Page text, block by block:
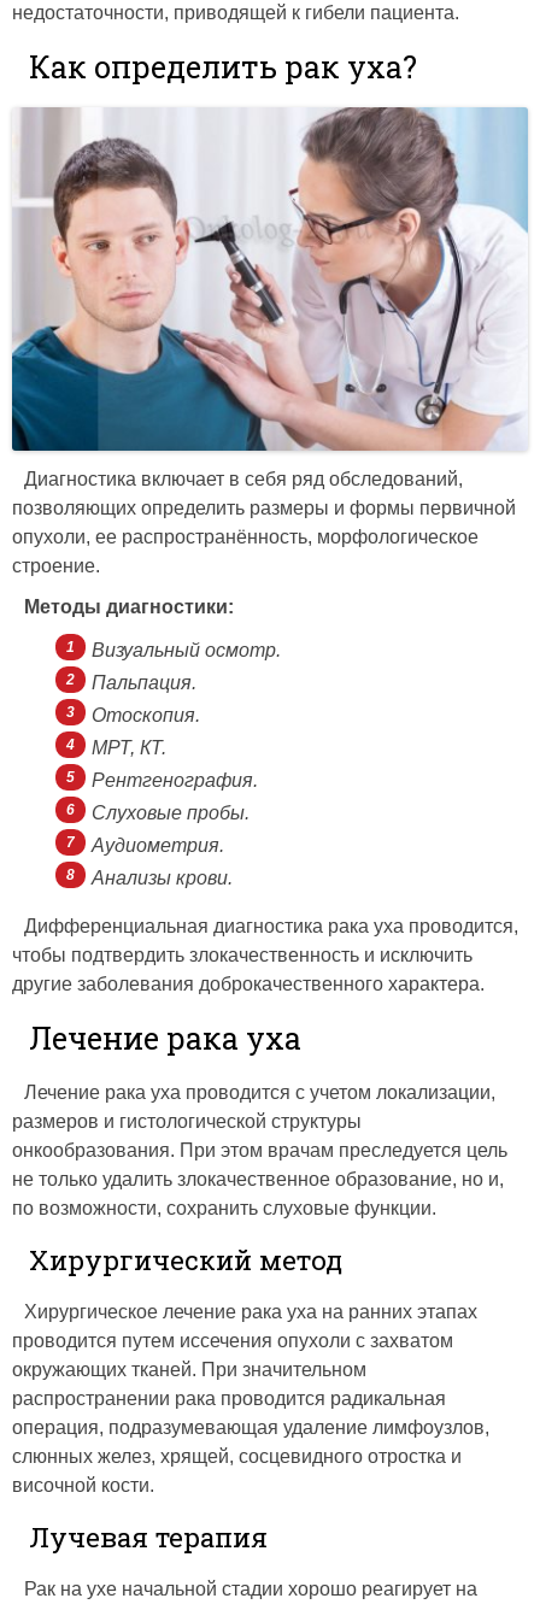
недостаточности, приводящей к гибели пациента.
Как определить рак уха?
Диагностика включает в себя ряд обследований,
позволяющих определить размеры и формы первичной
опухоли, ее распространённость, морфологическое
строение.
Методы диагностики:
Визуальный осмотр.
Пальпация.
Отоскопия.
МРТ, КТ.
Рентгенография.
Слуховые пробы.
Аудиометрия.
Анализы крови.
Дифференциальная диагностика рака уха проводится,
чтобы подтвердить злокачественность и исключить
другие заболевания доброкачественного характера.
Лечение рака уха
Лечение рака уха проводится с учетом локализации,
размеров и гистологической структуры
онкообразования. При этом врачам преследуется цель
не только удалить злокачественное образование, но и,
по возможности, сохранить слуховые функции.
Хирургический метод
Хирургическое лечение рака уха на ранних этапах
проводится путем иссечения опухоли с захватом
окружающих тканей. При значительном
распространении рака проводится радикальная
операция, подразумевающая удаление лимфоузлов,
слюнных желез, хрящей, сосцевидного отростка и
височной кости.
Лучевая терапия
Рак на ухе начальной стадии хорошо реагирует на